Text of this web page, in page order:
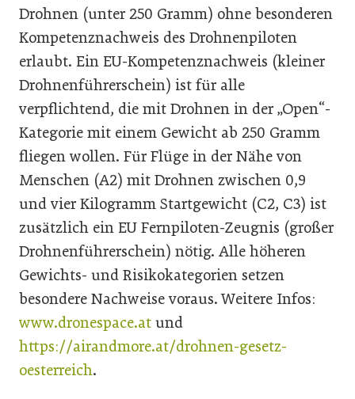
Drohnen (unter 250 Gramm) ohne besonderen
Kompetenznachweis des Drohnenpiloten
erlaubt. Ein EU-Kompetenznachweis (kleiner
Drohnenführerschein) ist für alle
verpflichtend, die mit Drohnen in der „Open“-
Kategorie mit einem Gewicht ab 250 Gramm
fliegen wollen. Für Flüge in der Nähe von
Menschen (A2) mit Drohnen zwischen 0,9
und vier Kilogramm Startgewicht (C2, C3) ist
zusätzlich ein EU Fernpiloten-Zeugnis (großer
Drohnenführerschein) nötig. Alle höheren
Gewichts- und Risikokategorien setzen
besondere Nachweise voraus. Weitere Infos:
www.dronespace.at und
https://airandmore.at/drohnen-gesetz-
oesterreich.